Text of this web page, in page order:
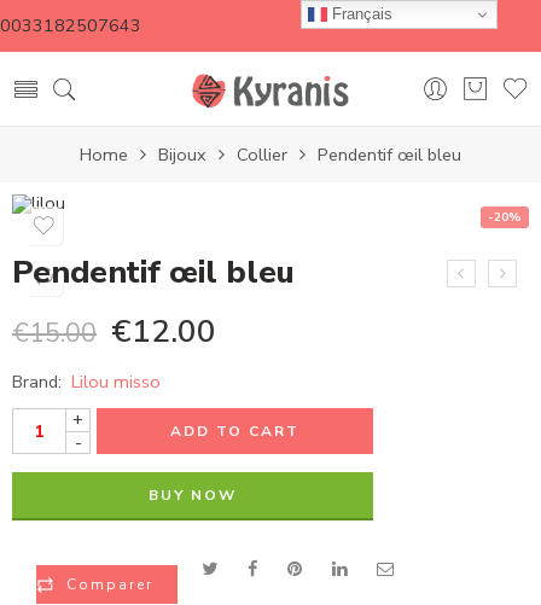
0033182507643
Home Bijoux Collier Pendentif œil bleu
-20%
Pendentif œil bleu
€15.00 €12.00
Brand: Lilou misso
+
-
ADD TO CART
BUY NOW
Comparer
Français